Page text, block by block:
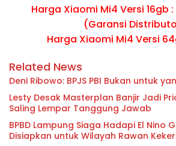
Harga Xiaomi Mi4 Versi 16gb
(Garansi
Harga Xiaomi Mi4 Versi
Related News
Deni Ribowo: BPJS PBI Bukan untuk
Lesty Desak Masterplan Banjir Jadi
Saling Lempar Tanggung Jawab
BPBD Lampung Siaga Hadapi El Nino
Disiapkan untuk Wilayah Rawan